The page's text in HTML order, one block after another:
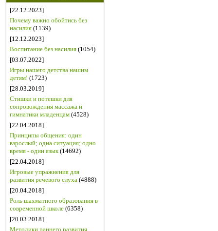
[22.12.2023]
Почему важно обойтись без
насилия (1139)
[12.12.2023]
Воспитание без насилия (1054)
[03.07.2022]
Игры нашего детства нашим
детям! (1723)
[28.03.2019]
Стишки и потешки для
сопровождения массажа и
гимнатики младенцам (4528)
[22.04.2018]
Принципы общения: один
взрослый; одна ситуация; одно
время - один язык(14692)
[22.04.2018]
Игровые упражнения для
развития речевого слуха (4888)
[20.04.2018]
Роль шахматного образования в
современной школе (6358)
[20.03.2018]
Методики раннего развития